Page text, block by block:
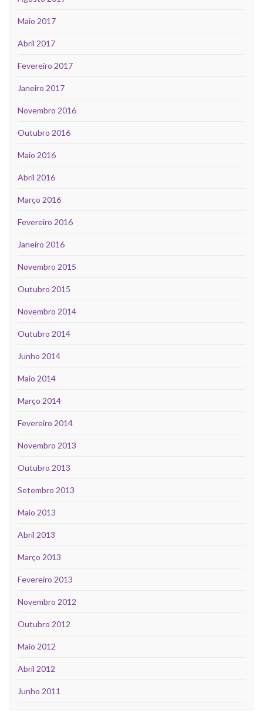
Maio 2017
Abril 2017
Fevereiro 2017
Janeiro 2017
Novembro 2016
Outubro 2016
Maio 2016
Abril 2016
Março 2016
Fevereiro 2016
Janeiro 2016
Novembro 2015
Outubro 2015
Novembro 2014
Outubro 2014
Junho 2014
Maio 2014
Março 2014
Fevereiro 2014
Novembro 2013
Outubro 2013
Setembro 2013
Maio 2013
Abril 2013
Março 2013
Fevereiro 2013
Novembro 2012
Outubro 2012
Maio 2012
Abril 2012
Junho 2011